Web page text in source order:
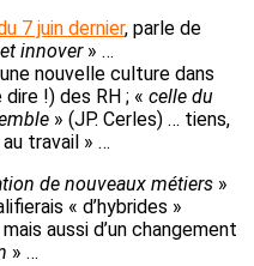
7 juin dernier, parle de
innover » …
nouvelle culture dans
!) des RH ; « celle du
» (JP. Cerles) … tiens,
travail » …
de nouveaux métiers »
« d’hybrides »
aussi d’un changement
» …